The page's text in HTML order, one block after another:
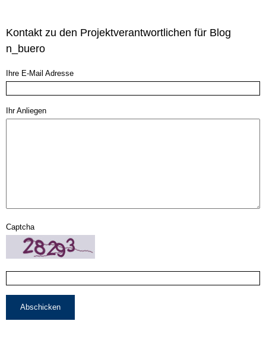
Kontakt zu den Projektverantwortlichen für Blog
n_buero
Ihre E-Mail Adresse
Ihr Anliegen
Captcha
Abschicken